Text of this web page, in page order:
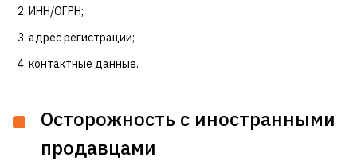
ИНН/ОГРН;
адрес регистрации;
контактные данные.
Осторожность с иностранными
продавцами